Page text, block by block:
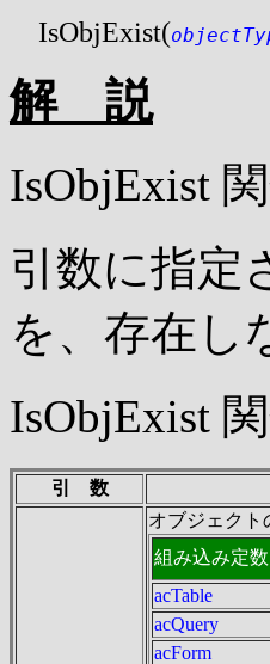
IsObjExist(
解 説
IsObjExist
引数に指定
を、存在し
IsObjExist
引 数
オブジェクト
組み込み定数
acTable
acQuery
acForm